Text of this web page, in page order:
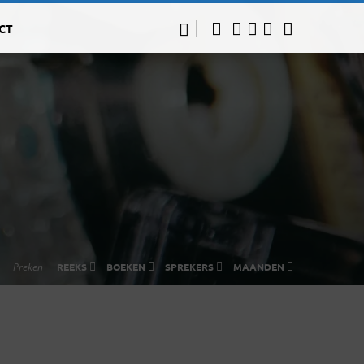
Preken REEKS BOEKEN SPREKERS MAANDEN